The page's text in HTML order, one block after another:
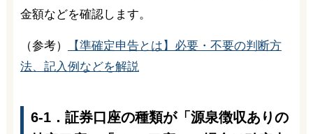
金額などを確認します。
（参考）
【準確定申告とは】必要・不要の判断方
法、記入例などを解説
6-1．証券口座の種類が「源泉徴収ありの